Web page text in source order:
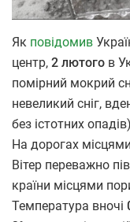
Як повідомив
центр, 2 лютого в
помірний мокрий
невеликий сніг,
без істотних
На дорогах
Вітер переважно
країни місцями
Температура вночі